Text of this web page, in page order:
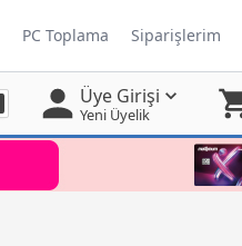
PC Toplama Siparişlerim
Üye Girişi
Yeni Üyelik